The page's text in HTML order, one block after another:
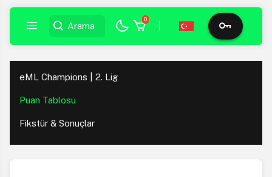
0
eML Champions | 2. Lig
Puan Tablosu
Fikstür & Sonuçlar